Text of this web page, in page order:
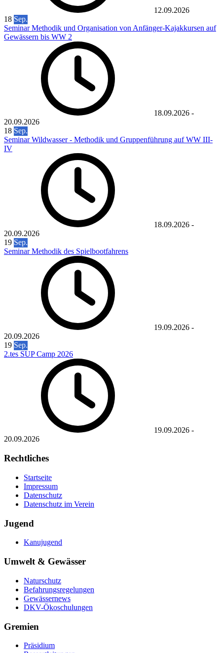
12.09.2026
18 Sep.
Seminar Methodik und Organisation von Anfänger-Kajakkursen auf
Gewässern bis WW 2
18.09.2026 -
20.09.2026
18 Sep.
Seminar Wildwasser - Methodik und Gruppenführung auf WW III-
IV
18.09.2026 -
20.09.2026
19 Sep.
Seminar Methodik des Spielbootfahrens
19.09.2026 -
20.09.2026
19 Sep.
2.tes SUP Camp 2026
19.09.2026 -
20.09.2026
Rechtliches
Startseite
Impressum
Datenschutz
Datenschutz im Verein
Jugend
Kanujugend
Umwelt & Gewässer
Naturschutz
Befahrungsregelungen
Gewässernews
DKV-Ökoschulungen
Gremien
Präsidium